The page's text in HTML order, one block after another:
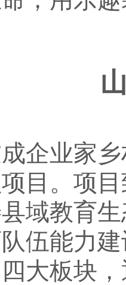
企业家
目。项
域教育
伍能力
大板块